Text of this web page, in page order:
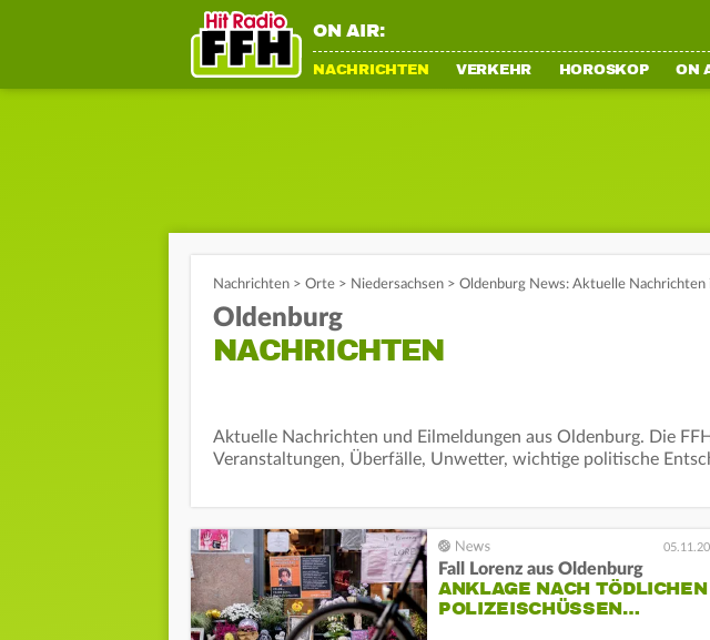
ON AIR:
NACHRICHTEN VERKEHR HOROSKOP ON
Nachrichten > Orte > Niedersachsen > Oldenburg News: Aktuelle Nachrichten
Oldenburg
NACHRICHTEN
Aktuelle Nachrichten und Eilmeldungen aus Oldenburg. Die
Veranstaltungen, Überfälle, Unwetter, wichtige politische
Fall Lorenz aus Oldenburg
ANKLAGE NACH TÖDLICHEN
POLIZEISCHÜSSEN…